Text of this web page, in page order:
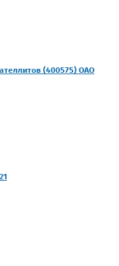
(400575) ОАО